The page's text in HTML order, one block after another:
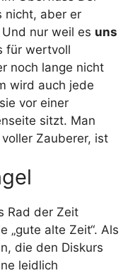
nicht, aber er
nur weil es uns
für wertvoll
noch lange nicht
wird auch jede
vor einer
sitzt. Man
Zauberer, ist
Rad der Zeit
„gute alte Zeit“. Als
die den Diskurs
leidlich